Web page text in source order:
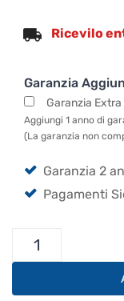
Ricevilo
Garanzia
Garanzia Extra
Aggiungi 1 anno di
(La garanzia non
Garanzia 2
Pagamenti
115A